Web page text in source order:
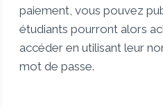
paiement, vous pouvez
étudiants pourront alors
accéder en utilisant leur
mot de passe.